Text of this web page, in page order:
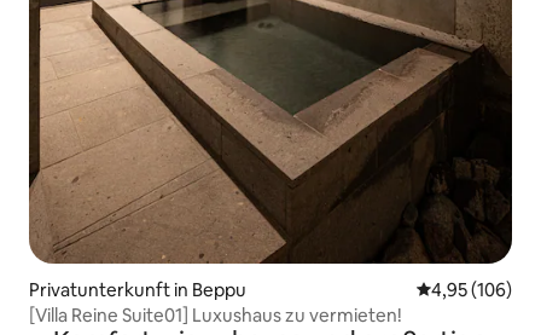
Privatunterkunft in Beppu
4,95 (106)
[Villa Reine Suite01] Luxushaus zu vermieten!